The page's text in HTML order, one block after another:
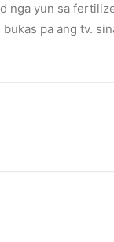
nga yun sa
pa ang tv.